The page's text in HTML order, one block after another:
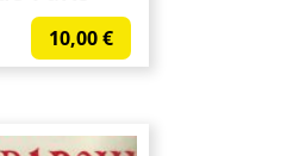
10,00€